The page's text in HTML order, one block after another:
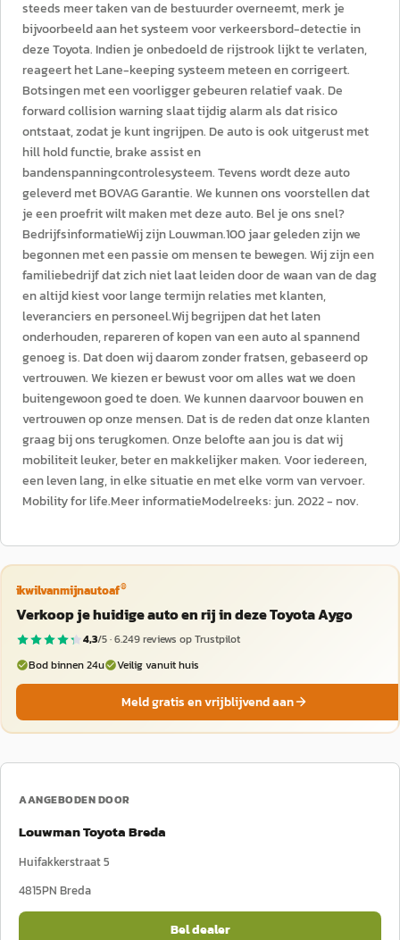
steeds meer taken van de bestuurder overneemt, merk je
bijvoorbeeld aan het systeem voor verkeersbord-detectie in
deze Toyota. Indien je onbedoeld de rijstrook lijkt te verlaten,
reageert het Lane-keeping systeem meteen en corrigeert.
Botsingen met een voorligger gebeuren relatief vaak. De
forward collision warning slaat tijdig alarm als dat risico
ontstaat, zodat je kunt ingrijpen. De auto is ook uitgerust met
hill hold functie, brake assist en
bandenspanningcontrolesysteem. Tevens wordt deze auto
geleverd met BOVAG Garantie. We kunnen ons voorstellen dat
je een proefrit wilt maken met deze auto. Bel je ons snel?
BedrijfsinformatieWij zijn Louwman.100 jaar geleden zijn we
begonnen met een passie om mensen te bewegen. Wij zijn een
familiebedrijf dat zich niet laat leiden door de waan van de dag
en altijd kiest voor lange termijn relaties met klanten,
leveranciers en personeel.Wij begrijpen dat het laten
onderhouden, repareren of kopen van een auto al spannend
genoeg is. Dat doen wij daarom zonder fratsen, gebaseerd op
vertrouwen. We kiezen er bewust voor om alles wat we doen
buitengewoon goed te doen. We kunnen daarvoor bouwen en
vertrouwen op onze mensen. Dat is de reden dat onze klanten
graag bij ons terugkomen. Onze belofte aan jou is dat wij
mobiliteit leuker, beter en makkelijker maken. Voor iedereen,
een leven lang, in elke situatie en met elke vorm van vervoer.
Mobility for life.Meer informatieModelreeks: jun. 2022 - nov.
ikwilvanmijnautoaf®
Verkoop je huidige auto en rij in deze Toyota Aygo
4,3/5 ·6.249reviews op Trustpilot
Bod binnen 24u
Veilig vanuit huis
Meld gratis en vrijblijvend aan
AANGEBODEN DOOR
Louwman Toyota Breda
Huifakkerstraat 5
4815PN Breda
Bel dealer